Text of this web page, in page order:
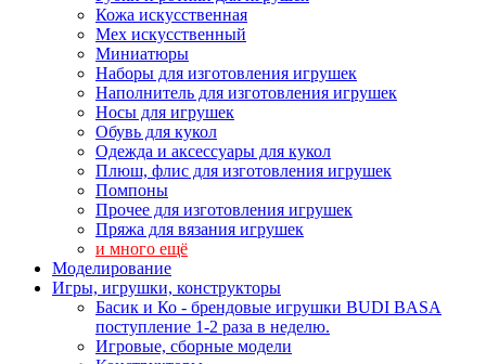
Кожа искусственная
Мех искусственный
Миниатюры
Наборы для изготовления игрушек
Наполнитель для изготовления игрушек
Носы для игрушек
Обувь для кукол
Одежда и аксессуары для кукол
Плюш, флис для изготовления игрушек
Помпоны
Прочее для изготовления игрушек
Пряжа для вязания игрушек
и много ещё
Моделирование
Игры, игрушки, конструкторы
Басик и Ко - брендовые игрушки BUDI BASA
поступление 1-2 раза в неделю.
Игровые, сборные модели